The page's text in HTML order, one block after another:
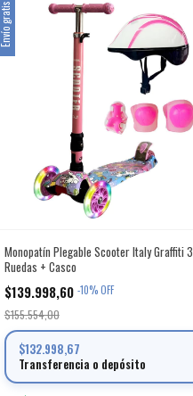
Envío gratis
Monopatín Plegable Scooter Italy Graffiti 3
Ruedas + Casco
$139.998,60 -10%OFF
$155.554,00
$132.998,67
Transferencia o depósito